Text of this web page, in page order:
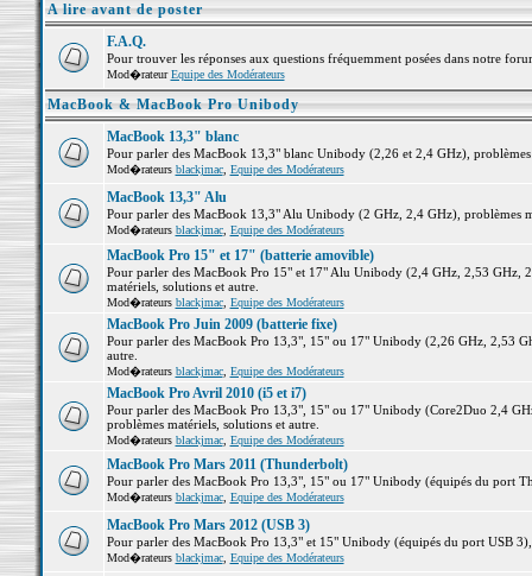
A lire avant de poster
F.A.Q.
Pour trouver les réponses aux questions fréquemment posées dans notre
Mod�rateurEquipe des Modérateurs
MacBook & MacBook Pro Unibody
MacBook 13,3" blanc
Pour parler des MacBook 13,3" blanc Unibody (2,26 et 2,4 GHz),
Mod�rateurs blackjmac, Equipe des Modérateurs
MacBook 13,3" Alu
Pour parler des MacBook 13,3" Alu Unibody (2 GHz, 2,4 GHz), problèmes
Mod�rateurs blackjmac, Equipe des Modérateurs
MacBook Pro 15" et 17" (batterie amovible)
Pour parler des MacBook Pro 15" et 17" Alu Unibody (2,4 GHz, 2,53 GHz,
matériels, solutions et autre.
Mod�rateurs blackjmac, Equipe des Modérateurs
MacBook Pro Juin 2009 (batterie fixe)
Pour parler des MacBook Pro 13,3", 15" ou 17" Unibody (2,26 GHz, 2,53
autre.
Mod�rateurs blackjmac, Equipe des Modérateurs
MacBook Pro Avril 2010 (i5 et i7)
Pour parler des MacBook Pro 13,3", 15" ou 17" Unibody (Core2Duo 2,4
problèmes matériels, solutions et autre.
Mod�rateurs blackjmac, Equipe des Modérateurs
MacBook Pro Mars 2011 (Thunderbolt)
Pour parler des MacBook Pro 13,3", 15" ou 17" Unibody (équipés du port
Mod�rateurs blackjmac, Equipe des Modérateurs
MacBook Pro Mars 2012 (USB 3)
Pour parler des MacBook Pro 13,3" et 15" Unibody (équipés du port USB
Mod�rateurs blackjmac, Equipe des Modérateurs